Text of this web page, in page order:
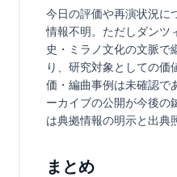
今日の評価や再演状況に
情報不明。ただしダンツ
史・ミラノ文化の文脈で
り、研究対象としての価
価・編曲事例は未確認で
ーカイブの公開が今後の
は典拠情報の明示と出典
まとめ